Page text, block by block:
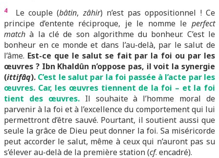
4 Le couple (bâtin,zâhir) n’est pas oppositionnel ! Ce
principe d’entente réciproque, je le nomme le perfect
match à la clé de son algorithme du bonheur. C’est le
bonheur en ce monde et dans l’au-delà, par le salut de
l’âme. Est-ce que le salut se fait par la foi ou par les
œuvres ? Ibn Khaldûn n’oppose pas, il voit la synergie
(ittifâq). C’est le salut par la foi passée à l’acte par les
œuvres. Car, les œuvres tiennent de la foi – et la foi
tient des œuvres.Il souhaite à l’homme moral de
parvenir à la foi et à l’excellence du comportement qui lui
permettront d’être sauvé. Pourtant, il soutient aussi que
seule la grâce de Dieu peut donner la foi. Sa miséricorde
peut accorder le salut, même à ceux qui n’auront pas su
s’élever au-delà de la première station (cf. encadré).